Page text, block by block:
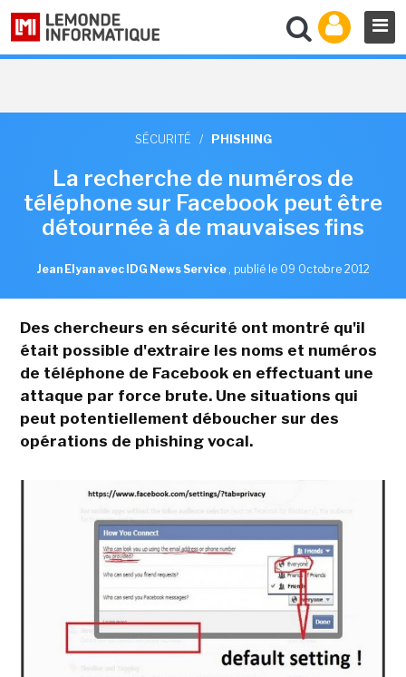
SÉCURITÉ / PHISHING
La recherche de numéros de
téléphone sur Facebook peut être
détournée à de mauvaises fins
Jean Elyan avec IDG News Service , publié le 09 Octobre 2012
Des chercheurs en sécurité ont montré qu'il
était possible d'extraire les noms et numéros
de téléphone de Facebook en effectuant une
attaque par force brute. Une situations qui
peut potentiellement déboucher sur des
opérations de phishing vocal.